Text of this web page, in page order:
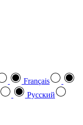
Français
Pусский